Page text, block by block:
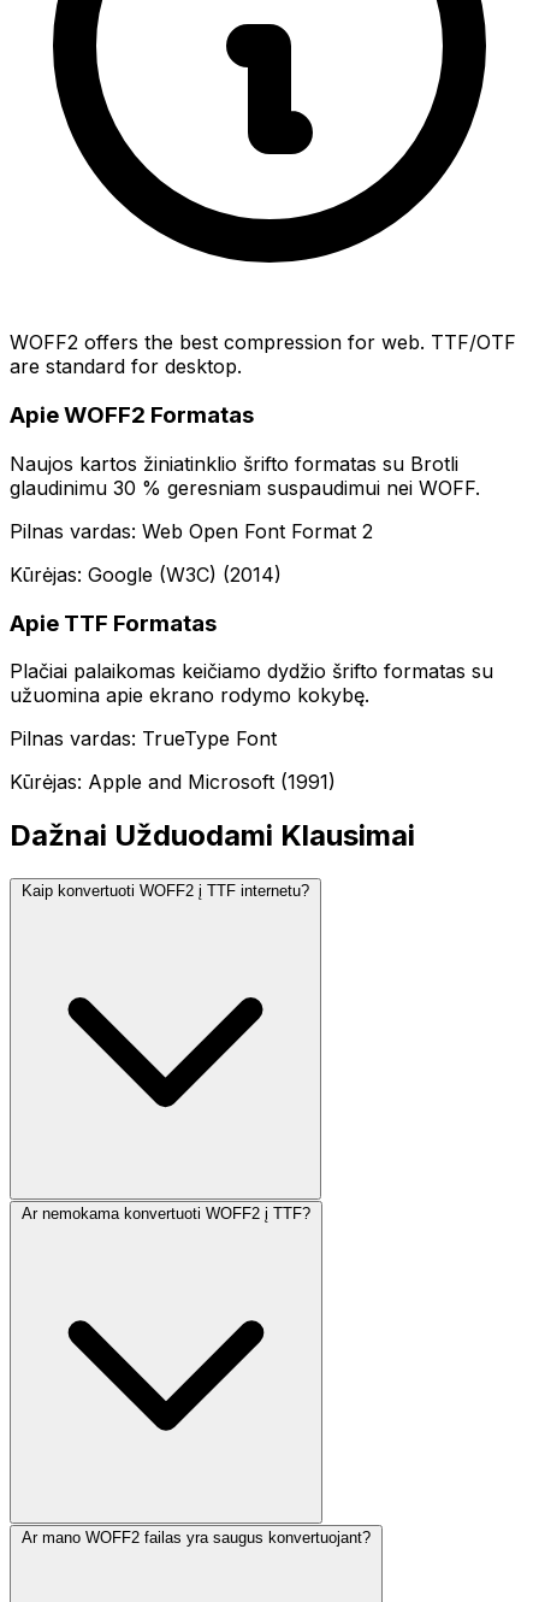
WOFF2 offers the best compression for web. TTF/OTF
are standard for desktop.
Apie WOFF2 Formatas
Naujos kartos žiniatinklio šrifto formatas su Brotli
glaudinimu 30 % geresniam suspaudimui nei WOFF.
Pilnas vardas: Web Open Font Format 2
Kūrėjas: Google (W3C) (2014)
Apie TTF Formatas
Plačiai palaikomas keičiamo dydžio šrifto formatas su
užuomina apie ekrano rodymo kokybę.
Pilnas vardas: TrueType Font
Kūrėjas: Apple and Microsoft (1991)
Dažnai Užduodami Klausimai
Kaip konvertuoti WOFF2 į TTF internetu?
Ar nemokama konvertuoti WOFF2 į TTF?
Ar mano WOFF2 failas yra saugus konvertuojant?